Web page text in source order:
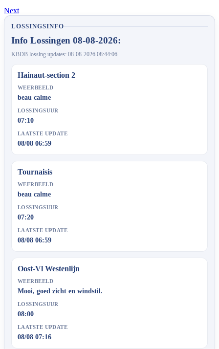
Next
LOSSINGSINFO
Info Lossingen 08-08-2026:
KBDB lossing updates: 08-08-2026 08:44:06
Hainaut-section 2
WEERBEELD
beau calme
LOSSINGSUUR
07:10
LAATSTE UPDATE
08/08 06:59
Tournaisis
WEERBEELD
beau calme
LOSSINGSUUR
07:20
LAATSTE UPDATE
08/08 06:59
Oost-Vl Westenlijn
WEERBEELD
Mooi, goed zicht en windstil.
LOSSINGSUUR
08:00
LAATSTE UPDATE
08/08 07:16